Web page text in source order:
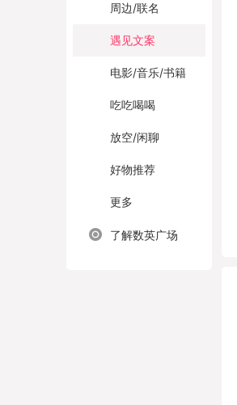
周边/联名
遇见文案
电影/音乐/书籍
吃吃喝喝
放空/闲聊
好物推荐
更多
了解数英广场